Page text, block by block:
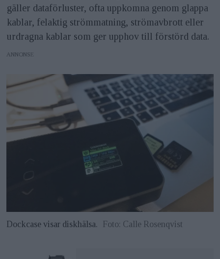
gäller dataförluster, ofta uppkomna genom glappa
kablar, felaktig strömmatning, strömavbrott eller
urdragna kablar som ger upphov till förstörd data.
ANNONS
Dockcase visar diskhälsa. Foto: Calle Rosenqvist